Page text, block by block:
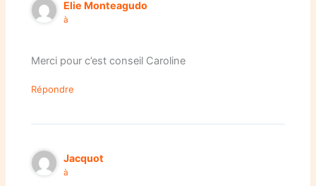
Elie Monteagudo
à
Merci pour c’est conseil Caroline
Répondre
Jacquot
à